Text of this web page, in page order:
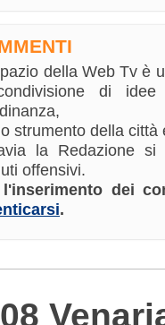
della Web Tv è
di
strumento della città
la Redazione
offensivi.
l'inserimento dei
.